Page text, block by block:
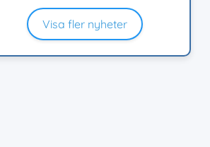
Visa fler nyheter